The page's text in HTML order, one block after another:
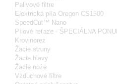
Palivové filtre
Elektrická píla Oregon CS1500
SpeedCut™ Nano
Pílové reťaze - ŠPECIÁLNA
Krovinorez
Žacie struny
Žacie hlavy
Žacie nože
Vzduchové filtre